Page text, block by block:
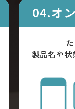
04.オ
製品名や